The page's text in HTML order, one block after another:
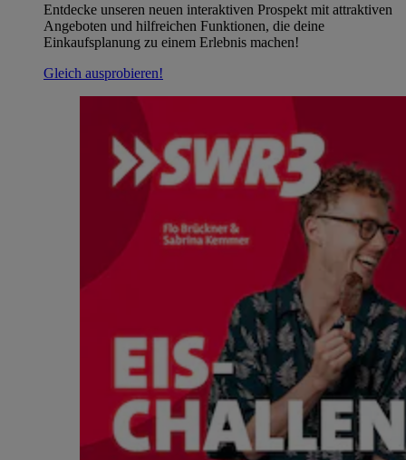
Entdecke unseren neuen interaktiven Prospekt mit attraktiven
Angeboten und hilfreichen Funktionen, die deine
Einkaufsplanung zu einem Erlebnis machen!
Gleich ausprobieren!